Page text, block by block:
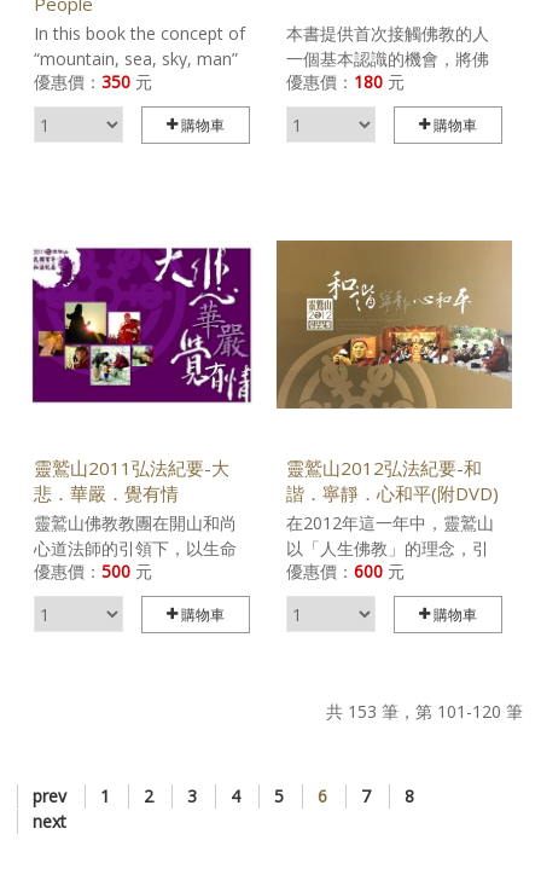
In this book the concept of
“mountain, sea, sky, man”
is used to express the “four
realms of reality” of the
Huayan school of
realm of nonobstruction
between principle and
phenomena; sky
corresponds to the realm
of the one principle
(śūnyatā) ; and man
phenomena, The same
correspondence is
expressed in the following
verse: Mountain: From the
sacred mountain of
Huayan, entering the realm
of reality; conventional
between principle and
phenomena. Sky: The
優惠價： 350 元
購物車
本書提供首次接觸佛教的人
一個基本認識的機會，將佛
教長達二千五百年的歷史，
作主題化呈現，帶給讀者鮮
明的意象。本書以討論佛教
人，有時因為對固有傳統文
實的情況，這時外部不同的
觀點，便有醍醐灌頂之效。
優惠價： 180元
購物車
靈鷲山2011弘法紀要-大
悲．華嚴．覺有情
靈鷲山佛教教團在開山和尚
心道法師的引領下，以生命
服務生命，用善心善念利益
眾生，廣揚佛法的正念正
覺，喚醒世人心中的菩提
優惠價： 500 元
購物車
靈鷲山2012弘法紀要-和
諧．寧靜．心和平(附DVD)
在2012年這一年中，靈鷲山
以「人生佛教」的理念，引
導眾生進入佛法，了悟「同
體大悲」的意涵。因此，心
道師父帶領全球信眾朝禮印
力量來達至證悟，以實修的
方式，堅固求道的決心，以
會、地球，找回宗教最初的
優惠價： 600元
購物車
共 153 筆，第 101-120 筆
prev 1 2 3 4 5 6 7
8
next